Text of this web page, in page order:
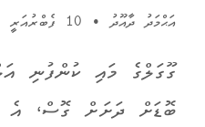
އަޙްމަދު ދާއޫދު •
ގޫގަލްގެ މައި ކުންފުނި
ބޮޑަށް ދަށަށް ގޮސް، އެ